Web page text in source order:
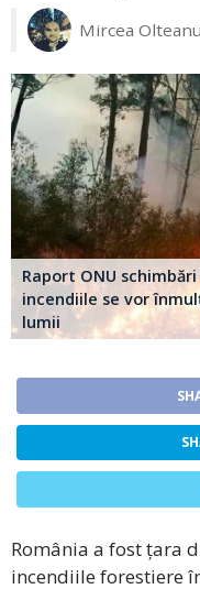
Mircea Olteanu
Raport ONU
incendiile se vor
lumii
România a fost țara
incendiile forestiere